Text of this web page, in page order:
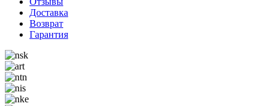
Доставка
Возврат
Гарантия